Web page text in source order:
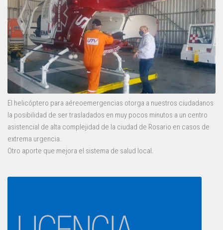
El helicóptero para aéreoemergencias otorga a nuestros ciudadanos
la posibilidad de ser trasladados en muy pocos minutos a un centro
asistencial de alta complejidad de la ciudad de Rosario en casos de
extrema urgencia.
Otro aporte que mejora el sistema de salud local.